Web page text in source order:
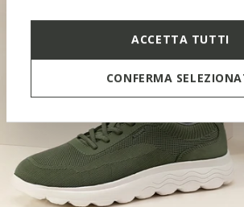
ACCETTA TUTTI
CONFERMA
SOFT
LANGUETTE PROFILÉE